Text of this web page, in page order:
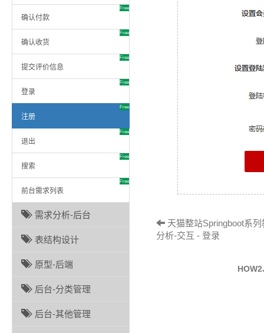
确认付款
Free
确认收货
Free
提交评价信息
Free
登录
Free
注册
Free
退出
Free
搜索
Free
前台需求列表
Free
需求分析-后台
表结构设计
原型-后端
后台-分类管理
后台-其他管理
天猫整站Springboot系
分析-交互 - 登录